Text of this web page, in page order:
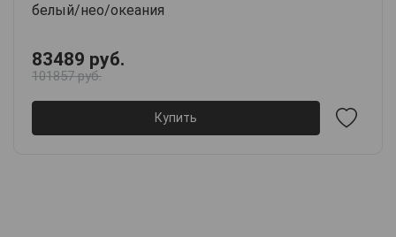
белый/нео/океания
83489 руб.
101857 руб.
Купить